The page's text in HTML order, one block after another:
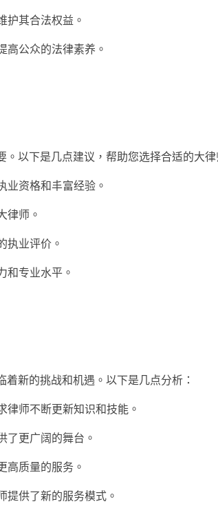
护其合法权益。
高公众的法律素养。
以下是几点建议，帮助您选择合适的大律
业资格和丰富经验。
律师。
执业评价。
和专业水平。
新的挑战和机遇。以下是几点分析：
律师不断更新知识和技能。
了更广阔的舞台。
高质量的服务。
提供了新的服务模式。